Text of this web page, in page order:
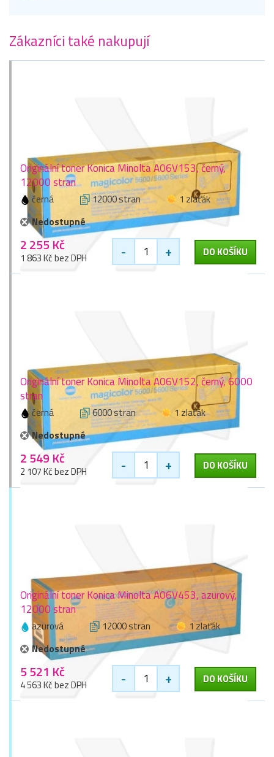
Zákazníci také nakupují
Originální toner Konica Minolta A06V153, černý,
12000 stran
černá 12000 stran
1 zlaťák
Nedostupné
2 255 Kč
1 863 Kč bez DPH - + DO KOŠÍKU
Originální toner Konica Minolta A06V152, černý, 6000
stran
černá 6000 stran
1 zlaťák
Nedostupné
2 549 Kč
2 107 Kč bez DPH - + DO KOŠÍKU
Originální toner Konica Minolta A06V453, azurový,
12000 stran
azurová 12000 stran
1 zlaťák
Nedostupné
5 521 Kč
4 563 Kč bez DPH - + DO KOŠÍKU